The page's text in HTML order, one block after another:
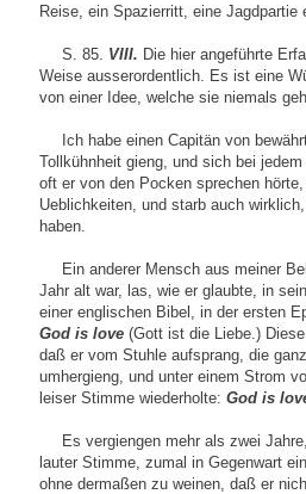
Reise, ein Spazierritt, eine Jagdpartie
S. 85. VIII. Die hier angeführte
Weise ausserordentlich. Es ist eine
von einer Idee, welche sie niemals
Ich habe einen Capitän von
Tollkühnheit gieng, und sich bei
oft er von den Pocken sprechen
Ueblichkeiten, und starb auch
haben.
Ein anderer Mensch aus meiner
Jahr alt war, las, wie er glaubte, in
einer englischen Bibel, in der ersten
God is love (Gott ist die Liebe.)
daß er vom Stuhle aufsprang, die
umhergieng, und unter einem Strom
leiser Stimme wiederholte: God is
Es vergiengen mehr als zwei
lauter Stimme, zumal in Gegenwart
ohne dermaßen zu weinen, daß er